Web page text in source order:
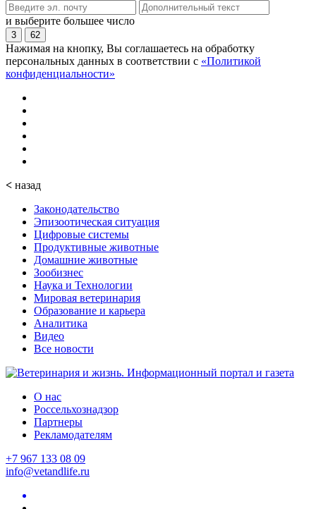
и выберите большее число
3 62
Нажимая на кнопку, Вы соглашаетесь на обработку
персональных данных в соответствии с «Политикой
конфиденциальности»
< назад
Законодательство
Эпизоотическая ситуация
Цифровые системы
Продуктивные животные
Домашние животные
Зообизнес
Наука и Технологии
Мировая ветеринария
Образование и карьера
Аналитика
Видео
Все новости
О нас
Россельхознадзор
Партнеры
Рекламодателям
+7 967 133 08 09
info@vetandlife.ru